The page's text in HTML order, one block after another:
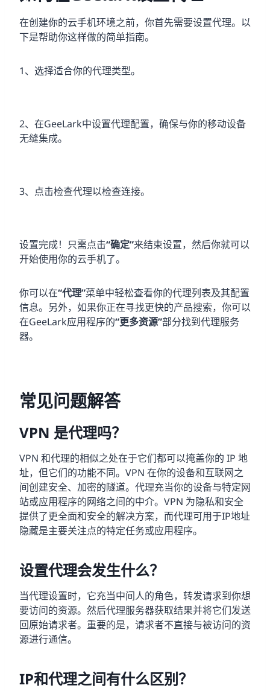
在创建你的云手机环境之前，你首先需要设置代理。以
下是帮助你这样做的简单指南。
1、选择适合你的代理类型。
2、在GeeLark中设置代理配置，确保与你的移动设备
无缝集成。
3、点击检查代理以检查连接。
设置完成！只需点击“确定”来结束设置，然后你就可以
开始使用你的云手机了。
你可以在“代理”菜单中轻松查看你的代理列表及其配置
信息。另外，如果你正在寻找更快的产品搜索，你可以
在GeeLark应用程序的“更多资源”部分找到代理服务
器。
常见问题解答
VPN 是代理吗？
VPN 和代理的相似之处在于它们都可以掩盖你的 IP 地
址，但它们的功能不同。VPN 在你的设备和互联网之
间创建安全、加密的隧道。代理充当你的设备与特定网
站或应用程序的网络之间的中介。VPN 为隐私和安全
提供了更全面和安全的解决方案，而代理可用于IP地址
隐藏是主要关注点的特定任务或应用程序。
设置代理会发生什么？
当代理设置时，它充当中间人的角色，转发请求到你想
要访问的资源。然后代理服务器获取结果并将它们发送
回原始请求者。重要的是，请求者不直接与被访问的资
源进行通信。
IP和代理之间有什么区别？